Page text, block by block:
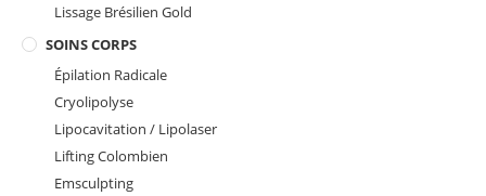
Lissage Brésilien Gold
SOINS CORPS
Épilation Radicale
Cryolipolyse
Lipocavitation / Lipolaser
Lifting Colombien
Emsculpting